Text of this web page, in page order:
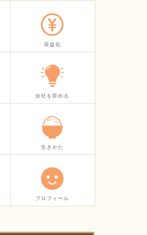
収益化
会社を辞める
生きかた
プロフィール